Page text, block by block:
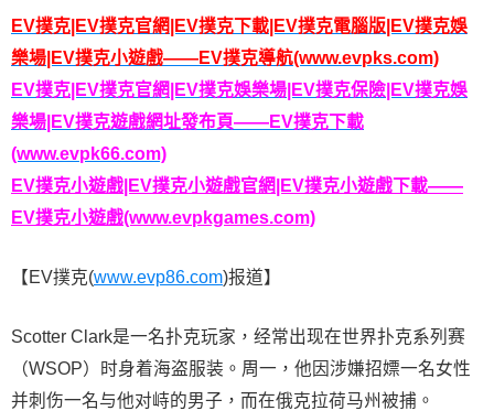
EV撲克|EV撲克官網|EV撲克下載|EV撲克電腦版|EV撲克娛
樂場|EV撲克小遊戲——EV撲克導航(www.evpks.com)
EV撲克|EV撲克官網|EV撲克娛樂場|EV撲克保險|EV撲克娛
樂場|EV撲克遊戲網址發布頁——EV撲克下載
(www.evpk66.com)
EV撲克小遊戲|EV撲克小遊戲官網|EV撲克小遊戲下載——
EV撲克小遊戲(www.evpkgames.com)
【EV撲克(www.evp86.com)报道】
Scotter Clark是一名扑克玩家，经常出现在世界扑克系列赛
（WSOP）时身着海盗服装。周一，他因涉嫌招嫖一名女性
并刺伤一名与他对峙的男子，而在俄克拉荷马州被捕。